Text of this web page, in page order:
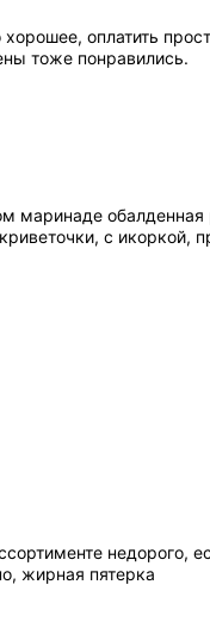
оплатить
тоже понравились.
маринаде обалденная
с икоркой,
недорого,
жирная пятерка